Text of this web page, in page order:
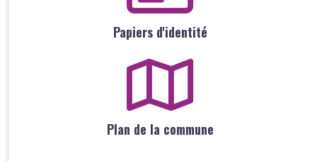
Papiers d'identité
Plan de la commune